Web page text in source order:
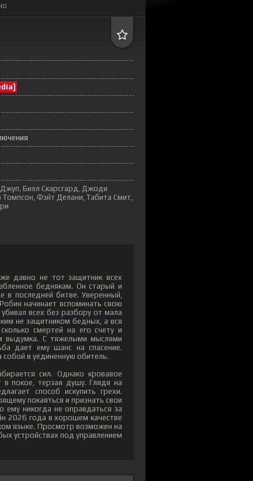
Билл Скарсгард, Джоди
Фэйт Делани, Табита Смит,
давно не тот защитник всех
беднякам. Он старый и
в последней битве. Уверенный,
начинает вспоминать свою
всех без разбору от мала
не защитником бедных, а вся
смертей на его счету и
выдумка. С тяжелыми мыслями
дает ему шанс на спасение.
собой в уединенную обитель.
сил. Однако кровавое
покое, терзая душу. Глядя на
способ искупить грехи.
покаяться и признать свои
никогда не оправдаться за
2026 года в хорошем качестве
языке. Просмотр возможен на
устройствах под управлением